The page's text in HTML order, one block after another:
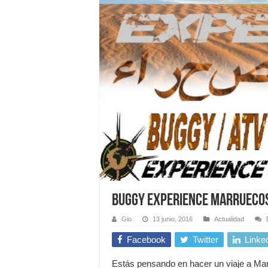
Buggy Experience
Gio 13 junio, 2016 Actualidad
Facebook Twitter
Estás pensando en hacer un viaje a